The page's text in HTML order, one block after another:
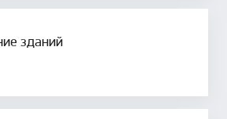
зданий